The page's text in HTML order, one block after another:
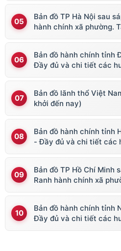
Bản đồ TP Hà Nội sau
hành chính xã phường.
Bản đồ hành chính tỉnh
Đầy đủ và chi tiết các
Bản đồ lãnh thổ Việt
khởi đến nay)
Bản đồ hành chính tỉnh
- Đầy đủ và chi tiết các
Bản đồ TP Hồ Chí Minh
Ranh hành chính xã
Bản đồ hành chính tỉnh
Đầy đủ và chi tiết các